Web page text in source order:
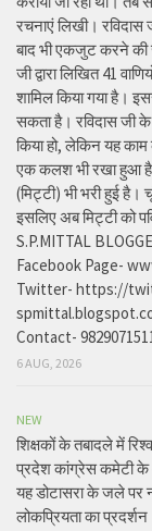
रचनाएं लिखी। रविदास
बाद भी एकजुट करने की
जी द्वारा लिखित 41
शामिल किया गया है।
सकता है। रविदास जी के
किया हो, लेकिन यह
एक कलश भी रखा हुआ
(मिट्टी) भी भरी हुई है।
इसलिए अब मिट्टी को
S.P.MITTAL
Facebook Page-
Twitter- https://
Contact-
6 AUG, 2026
NEW
शिक्षकों के तबादले में
प्रदेश कांग्रेस कमेटी के
यह डोटासरा के जले
लोकप्रियता का